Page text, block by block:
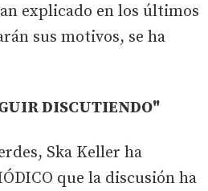
explicado en los últimos
sus motivos, se ha
DISCUTIENDO"
Ska Keller ha
que la discusión ha